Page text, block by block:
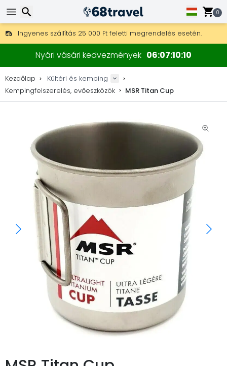
0
Ingyenes szállítás 25 000 Ft feletti megrendelés esetén.
30 nap a visszaküldésre, 90 nap a fa térképekre és dekorokra.
A legjobb árak outdoor felszerelésekre és kiegészítőkre.
Nyári vásári kedvezmények 06071009
Kezdőlap
Kültéri és kemping
Kempingfelszerelés, evőeszközök
MSR Titan Cup
Keresés